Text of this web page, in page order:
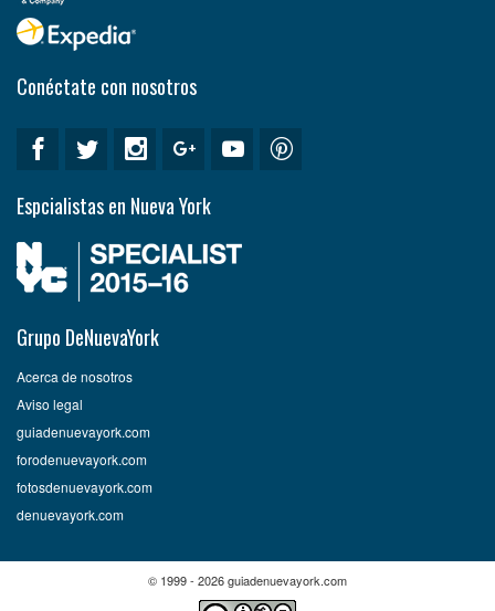
Conéctate con nosotros
Espcialistas en Nueva York
Grupo DeNuevaYork
Acerca de nosotros
Aviso legal
guiadenuevayork.com
forodenuevayork.com
fotosdenuevayork.com
denuevayork.com
© 1999 - 2026 guiadenuevayork.com